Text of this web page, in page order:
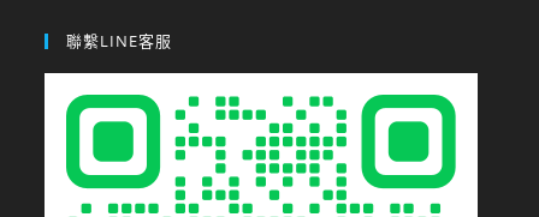
聯繫LINE客服